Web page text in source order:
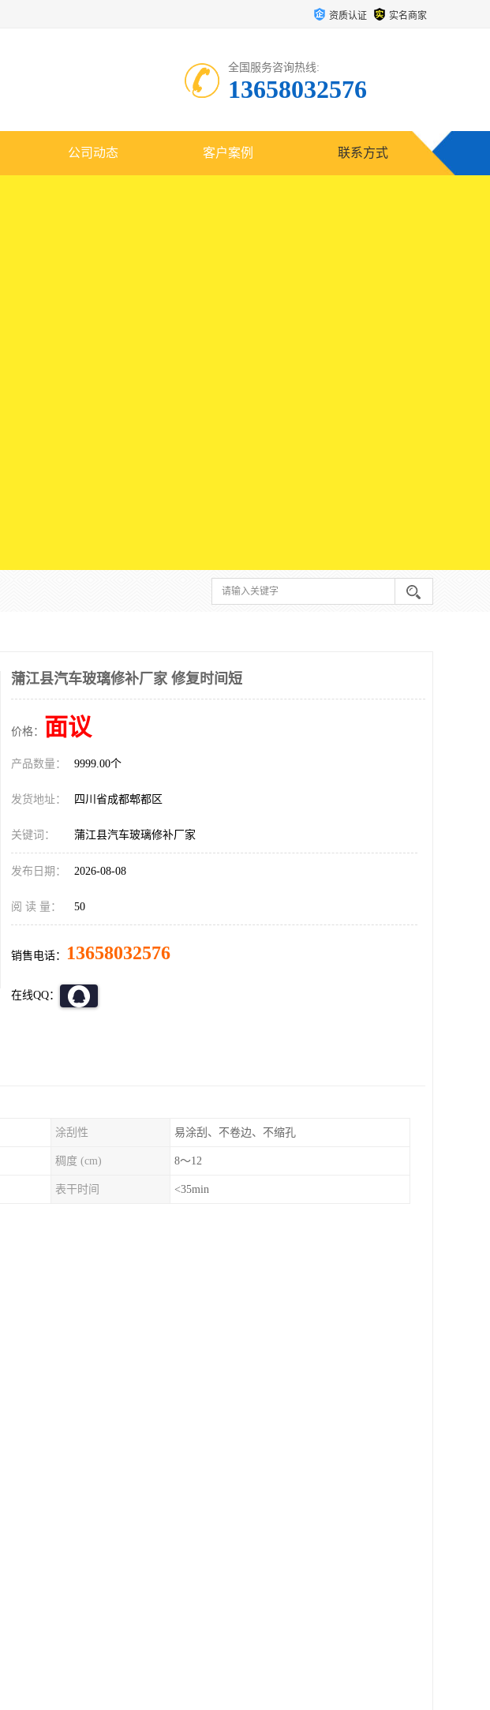
资质认证 实名商家
全国服务咨询热线:
13658032576
公司动态 客户案例 联系方式
蒲江县汽车玻璃修补厂家 修复时间短
价格： 面议
产品数量： 9999.00个
发货地址： 四川省成都郫都区
关键词： 蒲江县汽车玻璃修补厂家
发布日期： 2026-08-08
阅 读 量： 50
销售电话： 13658032576
在线QQ：
涂刮性 易涂刮、不卷边、不缩孔
稠度 (cm) 8～12
表干时间 <35min